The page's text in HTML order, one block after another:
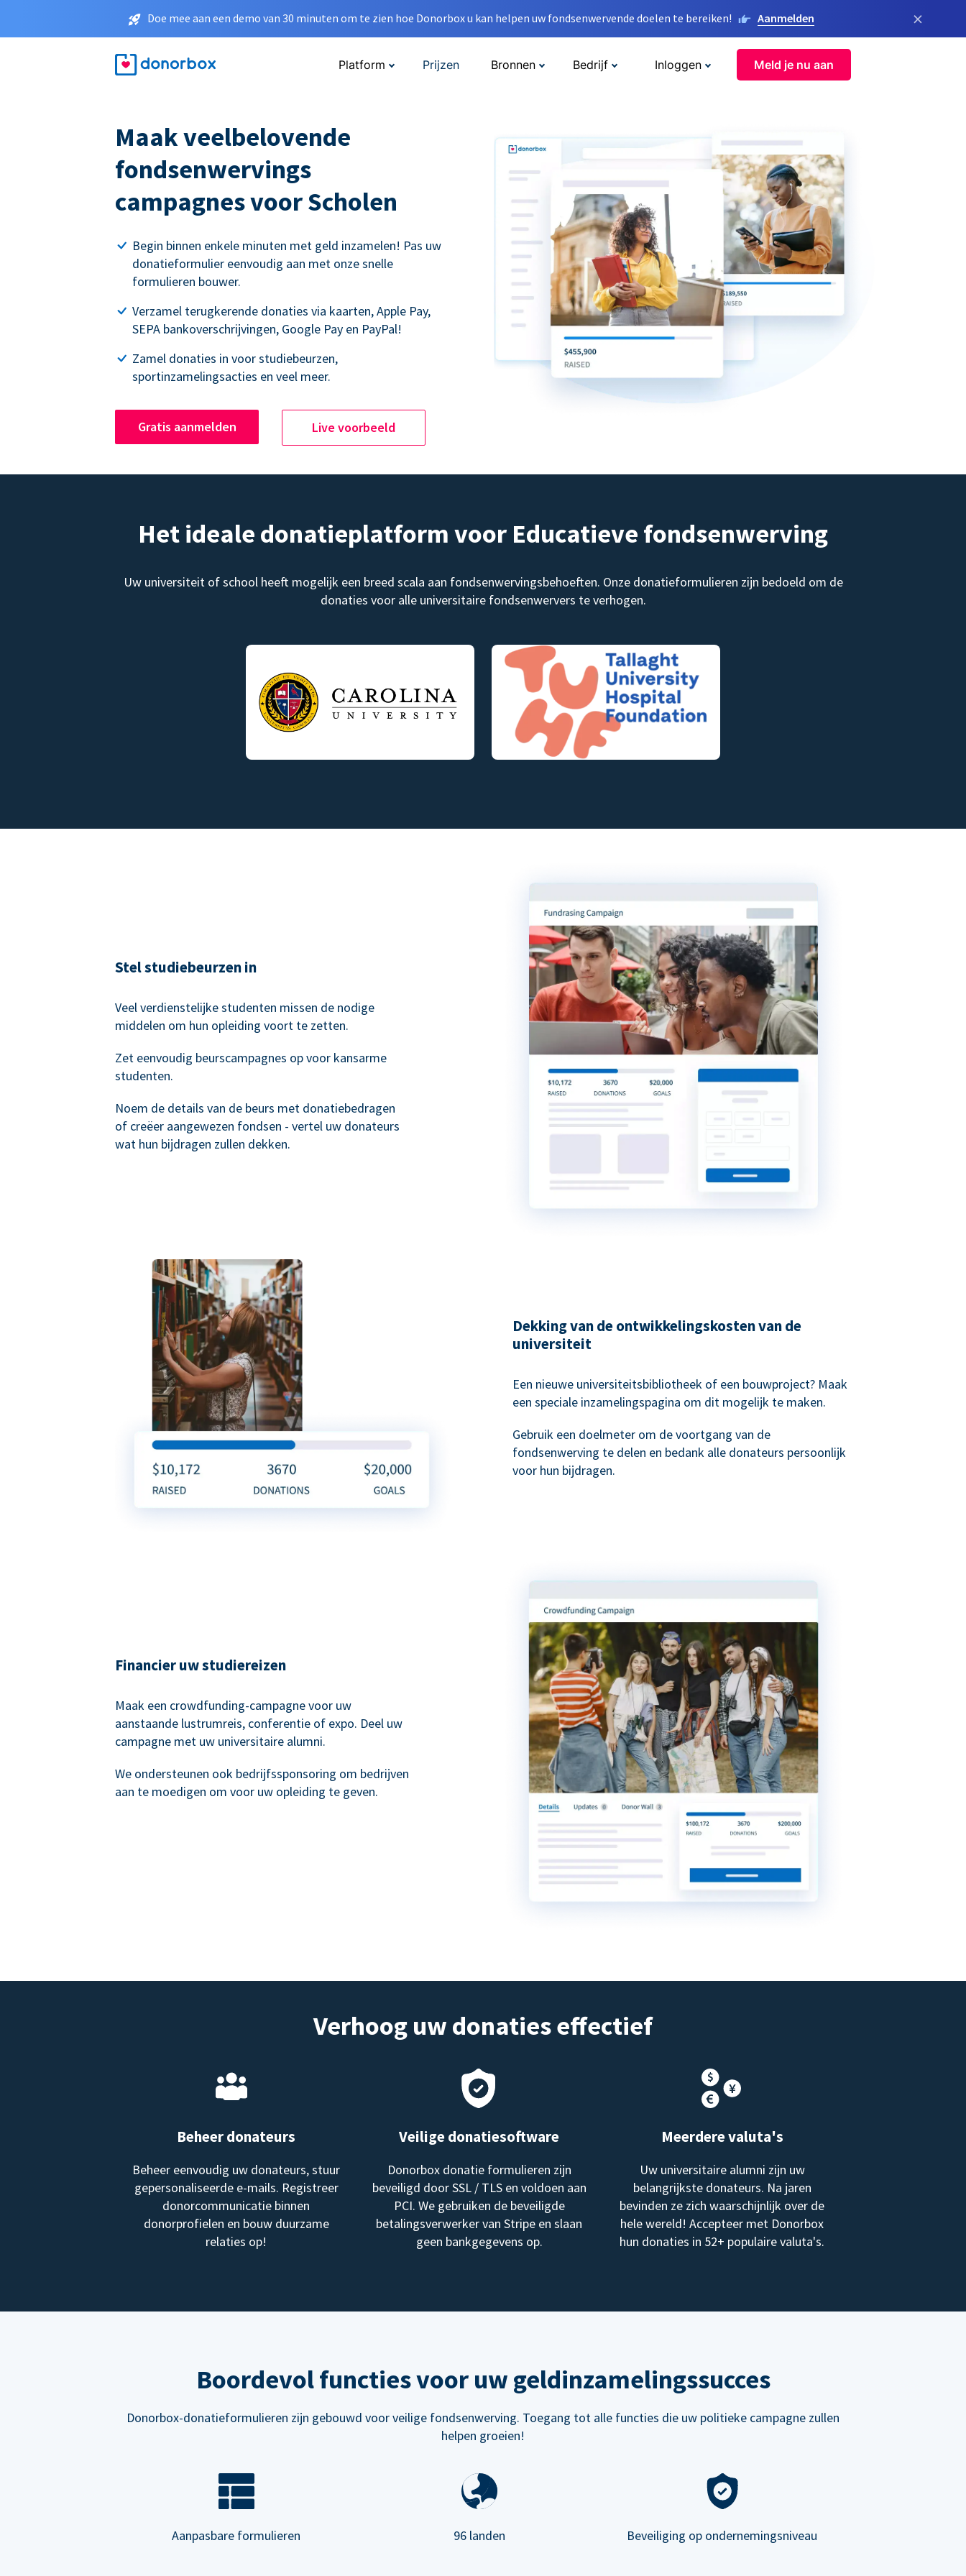
Doe mee aan een demo van 30 minuten om te zien hoe Donorbox u kan helpen uw fondsenwervende doelen te bereiken! Aanmelden ×
Platform Prijzen Bronnen Bedrijf Inloggen Meld je nu aan
Maak veelbelovende
fondsenwervings
campagnes voor Scholen
Begin binnen enkele minuten met geld inzamelen! Pas uw
donatieformulier eenvoudig aan met onze snelle
formulieren bouwer.
Verzamel terugkerende donaties via kaarten, Apple Pay,
SEPA bankoverschrijvingen, Google Pay en PayPal!
Zamel donaties in voor studiebeurzen,
sportinzamelingsacties en veel meer.
Gratis aanmelden Live voorbeeld
Het ideale donatieplatform voor Educatieve fondsenwerving
Uw universiteit of school heeft mogelijk een breed scala aan fondsenwervingsbehoeften. Onze donatieformulieren zijn bedoeld om de
donaties voor alle universitaire fondsenwervers te verhogen.
Stel studiebeurzen in
Veel verdienstelijke studenten missen de nodige
middelen om hun opleiding voort te zetten.
Zet eenvoudig beurscampagnes op voor kansarme
studenten.
Noem de details van de beurs met donatiebedragen
of creëer aangewezen fondsen - vertel uw donateurs
wat hun bijdragen zullen dekken.
Dekking van de ontwikkelingskosten van de
universiteit
Een nieuwe universiteitsbibliotheek of een bouwproject? Maak
een speciale inzamelingspagina om dit mogelijk te maken.
Gebruik een doelmeter om de voortgang van de
fondsenwerving te delen en bedank alle donateurs persoonlijk
voor hun bijdragen.
Financier uw studiereizen
Maak een crowdfunding-campagne voor uw
aanstaande lustrumreis, conferentie of expo. Deel uw
campagne met uw universitaire alumni.
We ondersteunen ook bedrijfssponsoring om bedrijven
aan te moedigen om voor uw opleiding te geven.
Verhoog uw donaties effectief
Beheer donateurs
Beheer eenvoudig uw donateurs, stuur
gepersonaliseerde e-mails. Registreer
donorcommunicatie binnen
donorprofielen en bouw duurzame
relaties op!
Veilige donatiesoftware
Donorbox donatie formulieren zijn
beveiligd door SSL / TLS en voldoen aan
PCI. We gebruiken de beveiligde
betalingsverwerker van Stripe en slaan
geen bankgegevens op.
Meerdere valuta's
Uw universitaire alumni zijn uw
belangrijkste donateurs. Na jaren
bevinden ze zich waarschijnlijk over de
hele wereld! Accepteer met Donorbox
hun donaties in 52+ populaire valuta's.
Boordevol functies voor uw geldinzamelingssucces
Donorbox-donatieformulieren zijn gebouwd voor veilige fondsenwerving. Toegang tot alle functies die uw politieke campagne zullen
helpen groeien!
Aanpasbare formulieren 96 landen Beveiliging op ondernemingsniveau